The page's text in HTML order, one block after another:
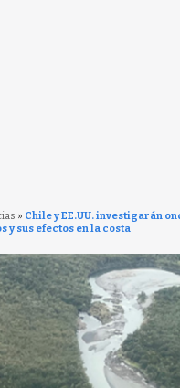
» Chile y EE.UU. investigarán
y sus efectos en la costa